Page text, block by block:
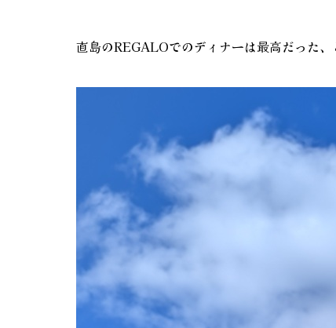
直島のREGALOでのディナーは最高だった